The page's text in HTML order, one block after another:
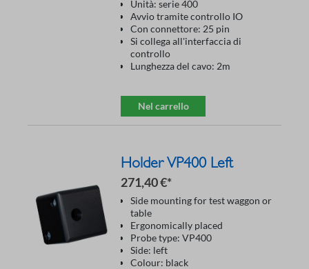
Unità: serie 400
Avvio tramite controllo IO
Con connettore: 25 pin
Si collega all'interfaccia di
controllo
Lunghezza del cavo: 2m
Nel carrello
Holder VP400 Left
271,40 €*
Side mounting for test waggon or
table
Ergonomically placed
Probe type: VP400
Side: left
Colour: black